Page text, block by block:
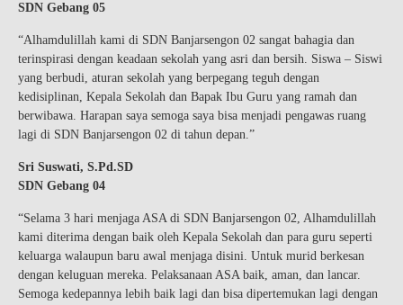
SDN Gebang 05
“Alhamdulillah kami di SDN Banjarsengon 02 sangat bahagia dan
terinspirasi dengan keadaan sekolah yang asri dan bersih. Siswa – Siswi
yang berbudi, aturan sekolah yang berpegang teguh dengan
kedisiplinan, Kepala Sekolah dan Bapak Ibu Guru yang ramah dan
berwibawa. Harapan saya semoga saya bisa menjadi pengawas ruang
lagi di SDN Banjarsengon 02 di tahun depan.”
Sri Suswati, S.Pd.SD
SDN Gebang 04
“Selama 3 hari menjaga ASA di SDN Banjarsengon 02, Alhamdulillah
kami diterima dengan baik oleh Kepala Sekolah dan para guru seperti
keluarga walaupun baru awal menjaga disini. Untuk murid berkesan
dengan keluguan mereka. Pelaksanaan ASA baik, aman, dan lancar.
Semoga kedepannya lebih baik lagi dan bisa dipertemukan lagi dengan